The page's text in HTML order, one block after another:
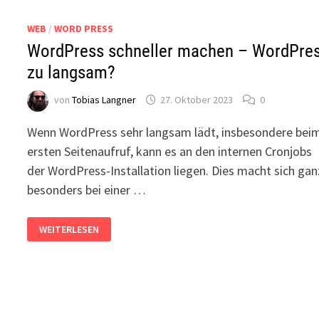
WEB /WORD PRESS
WordPress schneller machen –
zu langsam?
vonTobias Langner 27. Oktober 2023 0
Wenn WordPress sehr langsam lädt, insbesondere
ersten Seitenaufruf, kann es an den internen Cronjobs
der WordPress-Installation liegen. Dies macht sich
besonders bei einer …
SCHNELLER
MACHEN
WEITERLESEN